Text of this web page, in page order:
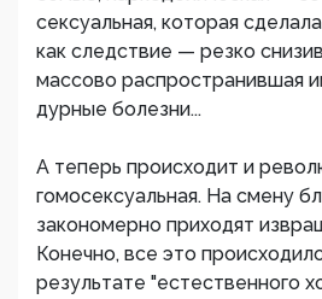
сексуальная, которая
как следствие — резко
массово распространившая
дурные болезни...
А теперь происходит и
гомосексуальная. На смену
закономерно приходят
Конечно, все это
результате "естественного